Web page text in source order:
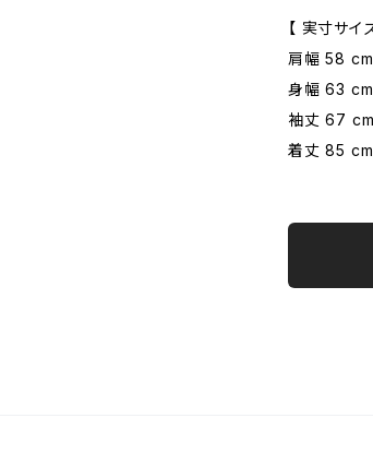
【 実寸サイ
肩幅 58 cm
身幅 63 cm
袖丈 67 cm
着丈 85 cm